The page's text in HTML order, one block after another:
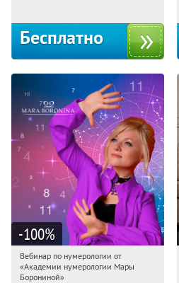
Бесплатно
-100%
12:10:16 Получили:
Россия
Вебинар по нумерологии от
«Академии нумерологии Мары
Борониной»